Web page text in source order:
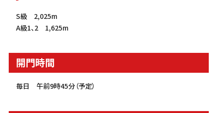
S級 2,025m
A級1、2 1,625m
開門時間
毎日 午前9時45分（予定）